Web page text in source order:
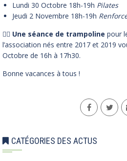
Lundi 30 Octobre 18h-19h Pilates
Jeudi 2 Novembre 18h-19h
🤸‍♀️ Une séance de trampoline pour
l’association nés entre 2017 et 2019
Octobre de 16h à 17h30.
Bonne vacances à tous !
CATÉGORIES DES ACTUS